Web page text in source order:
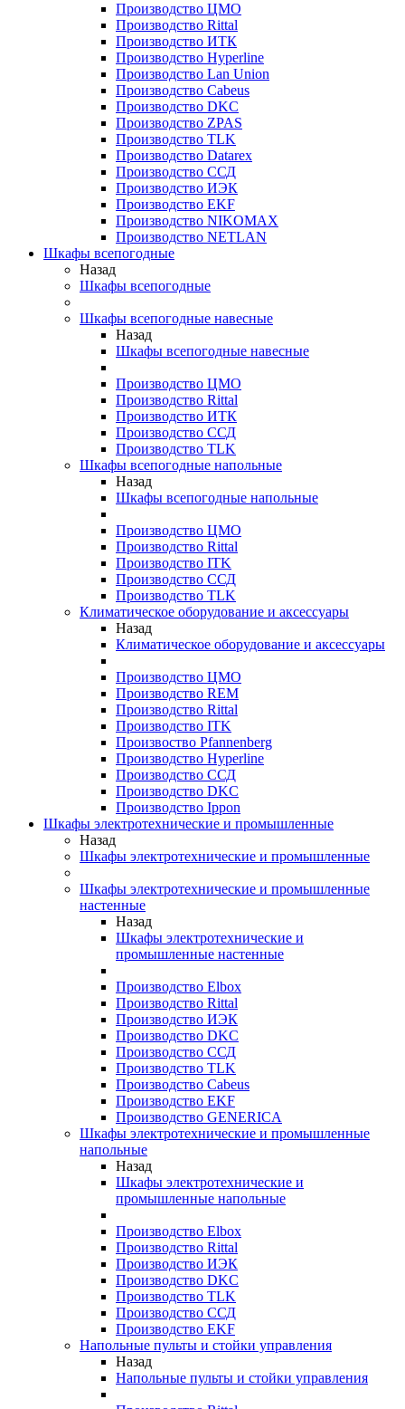
Производство ЦМО
Производство Rittal
Производство ИТК
Производство Hyperline
Производство Lan Union
Производство Cabeus
Производство DKC
Производство ZPAS
Производство TLK
Производство Datarex
Производство ССД
Производство ИЭК
Производство EKF
Производство NIKOMAX
Производство NETLAN
Шкафы всепогодные
Назад
Шкафы всепогодные
Шкафы всепогодные навесные
Назад
Шкафы всепогодные навесные
Производство ЦМО
Производство Rittal
Производство ИТК
Производство ССД
Производство TLK
Шкафы всепогодные напольные
Назад
Шкафы всепогодные напольные
Производство ЦМО
Производство Rittal
Производство ITK
Производство ССД
Производство TLK
Климатическое оборудование и аксессуары
Назад
Климатическое оборудование и аксессуары
Производство ЦМО
Производство REM
Производство Rittal
Производство ITK
Произвоство Pfannenberg
Производство Hyperline
Производство ССД
Производство DKC
Производство Ippon
Шкафы электротехнические и промышленные
Назад
Шкафы электротехнические и промышленные
Шкафы электротехнические и промышленные
настенные
Назад
Шкафы электротехнические и
промышленные настенные
Производство Elbox
Производство Rittal
Производство ИЭК
Производство DKC
Производство ССД
Производство TLK
Производство Cabeus
Производство EKF
Производство GENERICA
Шкафы электротехнические и промышленные
напольные
Назад
Шкафы электротехнические и
промышленные напольные
Производство Elbox
Производство Rittal
Производство ИЭК
Производство DKC
Производство TLK
Производство ССД
Производство EKF
Напольные пульты и стойки управления
Назад
Напольные пульты и стойки управления